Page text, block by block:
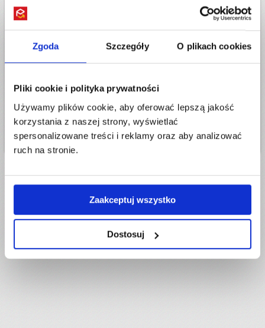
Zgoda Szczegóły O plikach cookies
Pliki cookie i polityka prywatności
Używamy plików cookie, aby oferować lepszą jakość
korzystania z naszej strony, wyświetlać
spersonalizowane treści i reklamy oraz aby analizować
ruch na stronie.
Zaakceptuj wszystko
Dostosuj
Aby skorzystać z nagrody, złóż zamówienie na
naszej stronie bez dokonywania opłaty, a
następnie skontaktuj się z naszym Biurem
daty rejestracji zaproszonej przez Ciebie firmy.
Zobacz pełny
regulamin Programu Poleceń
Przesyłarka